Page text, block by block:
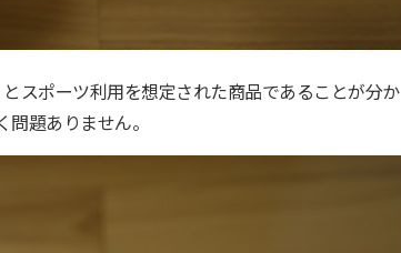
スポーツ利用を想定された商品であることが分か
題ありません。